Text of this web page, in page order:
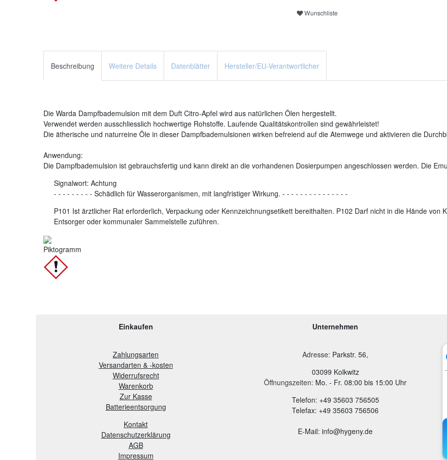
Wunschliste
Beschreibung Weitere Details Datenblätter Hersteller/EU-Verantwortlicher
Die Warda Dampfbademulsion mit dem Duft Citro-Apfel wird aus natürlichen Ölen hergestellt.
Verwendet werden ausschliesslich hochwertige Rohstoffe. Laufende Qualitätskontrollen sind gewährleistet!
Die ätherische und naturreine Öle in dieser Dampfbademulsionen wirken befreiend auf die Atemwege und aktivieren die
Anwendung:
Die Dampfbademulsion ist gebrauchsfertig und kann direkt an die vorhandenen Dosierpumpen angeschlossen werden. Die
Signalwort: Achtung
- - - - - - - - - Schädlich für Wasserorganismen, mit langfristiger Wirkung. - - - - - - - - - - - - - - -
P101 Ist ärztlicher Rat erforderlich, Verpackung oder Kennzeichnungsetikett bereithalten. P102 Darf nicht in die Hände von
Entsorger oder kommunaler Sammelstelle zuführen.
Piktogramm
Einkaufen
Zahlungsarten
Versandarten & -kosten
Widerrufsrecht
Warenkorb
Zur Kasse
Batterieentsorgung
Kontakt
Datenschutzerklärung
AGB
Impressum
Unternehmen
Adresse: Parkstr. 56,
03099 Kolkwitz
Öffnungszeiten: Mo. - Fr. 08:00 bis 15:00 Uhr
Telefon: +49 35603 756505
Telefax: +49 35603 756506
E-Mail: info@hygeny.de